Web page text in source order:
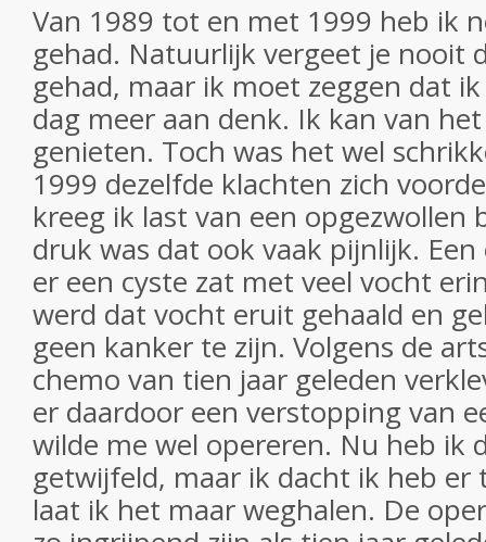
Van 1989 tot en met 1999 heb ik
gehad. Natuurlijk vergeet je nooit
gehad, maar ik moet zeggen dat
dag meer aan denk. Ik kan van
genieten. Toch was het wel
1999 dezelfde klachten zich
kreeg ik last van een opgezwollen
druk was dat ook vaak pijnlijk.
er een cyste zat met veel vocht
werd dat vocht eruit gehaald en
geen kanker te zijn. Volgens de
chemo van tien jaar geleden
er daardoor een verstopping van
wilde me wel opereren. Nu heb ik
getwijfeld, maar ik dacht ik heb er
laat ik het maar weghalen. De